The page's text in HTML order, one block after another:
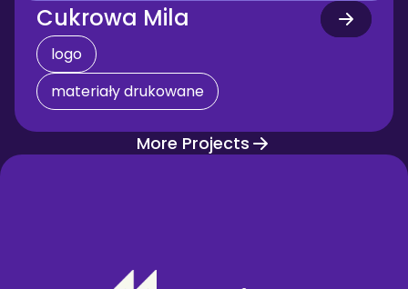
Cukrowa Mila
logo
materiały drukowane
More Projects